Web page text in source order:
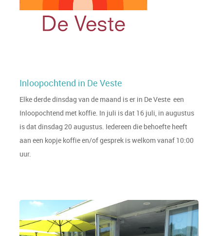
Inloopochtend in De Veste
Elke derde dinsdag van de maand is er in De Veste een
Inloopochtend met koffie. In juli is dat 16 juli, in augustus
is dat dinsdag 20 augustus. Iedereen die behoefte heeft
aan een kopje koffie en/of gesprek is welkom vanaf 10:00
uur.